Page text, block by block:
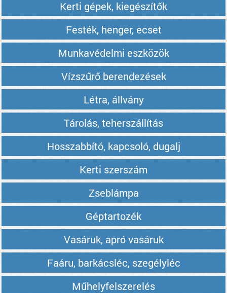
Kerti gépek, kiegészítők
Festék, henger, ecset
Munkavédelmi eszközök
Vízszűrő berendezések
Létra, állvány
Tárolás, teherszállítás
Hosszabbító, kapcsoló, dugalj
Kerti szerszám
Zseblámpa
Géptartozék
Vasáruk, apró vasáruk
Faáru, barkácsléc, szegélyléc
Műhelyfelszerelés